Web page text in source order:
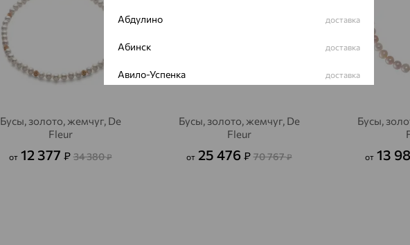
Бусы, золото, жемчуг, De
Fleur
от 12 377 ₽ 34 380₽
Бусы, золото, жемчуг, De
Fleur
от 25 476 ₽ 70 767₽
Бусы,
от 13
Абдулино доставка
Абинск доставка
Авило-Успенка доставка